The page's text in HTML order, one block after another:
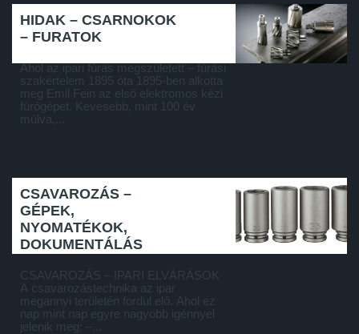
HIDAK – CSARNOKOK
– FURATOK
Ahol az ipari fúrás megszületett – fúrási
szakértelem 1895 óta 1895-ben alkotta
meg Emil Fein az első elektromos kézi
fúrógépet. Kevesebb, mint 100 év
múlva,...
CSAVAROZÁS –
GÉPEK,
NYOMATÉKOK,
DOKUMENTÁLÁS
CSAVAROZÁS – IPARI ELVÁRÁSOK
A csavarozástechnika az ipar
megannyi területén fordul elő. Ahol ez
nap mint nap egyre nagyobb igénnyel
jelenik meg: –...